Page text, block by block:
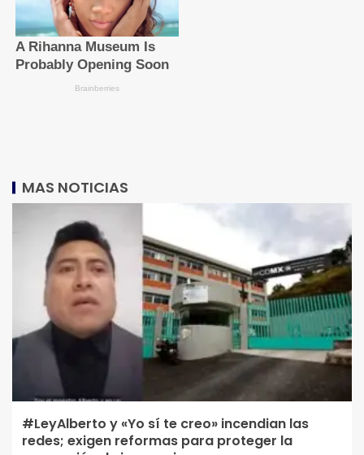
MAS NOTICIAS
#LeyAlberto y «Yo sí te creo» incendian las
redes; exigen reformas para proteger la